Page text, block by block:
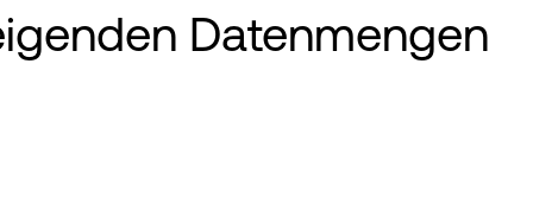
Datenmengen